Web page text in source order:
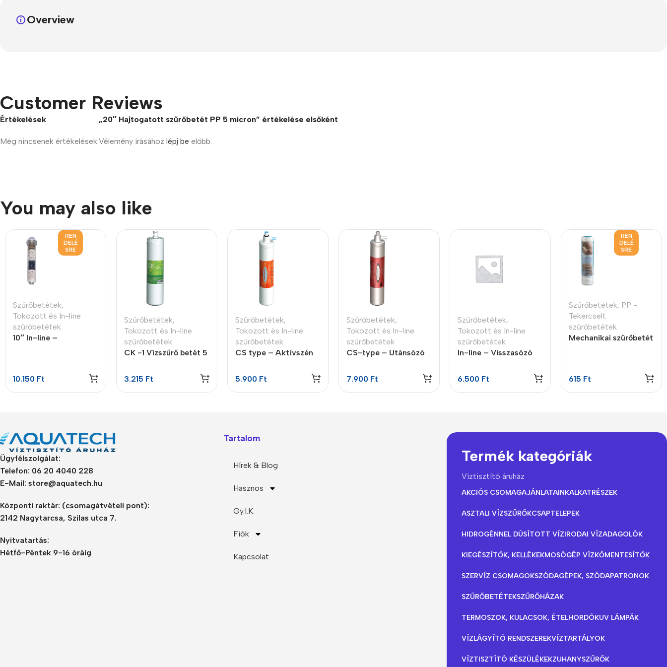
Overview
Customer Reviews
Értékelések
Még nincsenek értékelések.
„20″ Hajtogatott szűrőbetét PP 5 micron” értékelése elsőként
Vélemény írásához lépj be előbb.
You may also like
REN
DELÉ
SRE
Szűrőbetétek,
Tokozott és In-line
szűrőbetétek
10″ In-line –
10.150 Ft
Szűrőbetétek,
Tokozott és In-line
szűrőbetétek
CK -1 Vízszűrő betét 5
3.215 Ft
Szűrőbetétek,
Tokozott és In-line
szűrőbetétek
CS type – Aktívszén
5.900 Ft
Szűrőbetétek,
Tokozott és In-line
szűrőbetétek
CS-type – Utánsózó
7.900 Ft
Szűrőbetétek,
Tokozott és In-line
szűrőbetétek
In-line – Visszasózó
6.500 Ft
REN
DELÉ
SRE
Szűrőbetétek, PP -
Tekercselt
szűrőbetétek
Mechanikai szűrőbetét
615 Ft
Ügyfélszolgálat:
Telefon: 06 20 4040 228
E-Mail: store@aquatech.hu
Központi raktár: (csomagátvételi pont):
2142 Nagytarcsa, Szilas utca 7.
Nyitvatartás:
Hétfő-Péntek 9-16 óráig
Tartalom
Hírek & Blog
Hasznos
Gy.I.K.
Fiók
Kapcsolat
Termék kategóriák
Víztisztító áruház
AKCIÓS CSOMAGAJÁNLATAINKALKATRÉSZEK
ASZTALI VÍZSZŰRŐKCSAPTELEPEK
HIDROGÉNNEL DÚSÍTOTT VÍZIRODAI VÍZADAGOLÓK
KIEGÉSZÍTŐK, KELLÉKEKMOSÓGÉP VÍZKŐMENTESÍTŐK
SZERVÍZ CSOMAGOKSZÓDAGÉPEK, SZÓDAPATRONOK
SZŰRŐBETÉTEKSZŰRŐHÁZAK
TERMOSZOK, KULACSOK, ÉTELHORDÓKUV LÁMPÁK
VÍZLÁGYÍTÓ RENDSZEREKVÍZTARTÁLYOK
VÍZTISZTÍTÓ KÉSZÜLÉKEKZUHANYSZŰRŐK